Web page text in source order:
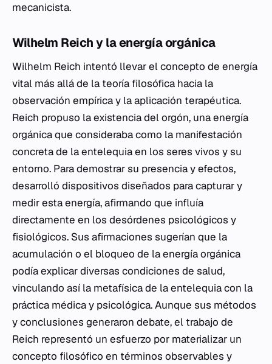
mecanicista.
Wilhelm Reich y la energía orgánica
Wilhelm Reich intentó llevar el concepto de energía
vital más allá de la teoría filosófica hacia la
observación empírica y la aplicación terapéutica.
Reich propuso la existencia delorgón, una energía
orgánica que consideraba como la manifestación
concreta de la entelequia en los seres vivos y su
entorno. Para demostrar su presencia y efectos,
desarrolló dispositivos diseñados para capturar y
medir esta energía, afirmando que influía
directamente en los desórdenes psicológicos y
fisiológicos. Sus afirmaciones sugerían que la
acumulación o el bloqueo de la energía orgánica
podía explicar diversas condiciones de salud,
vinculando así la metafísica de la entelequia con la
práctica médica y psicológica. Aunque sus métodos
y conclusiones generaron debate, el trabajo de
Reich representó un esfuerzo por materializar un
concepto filosófico en términos observables y